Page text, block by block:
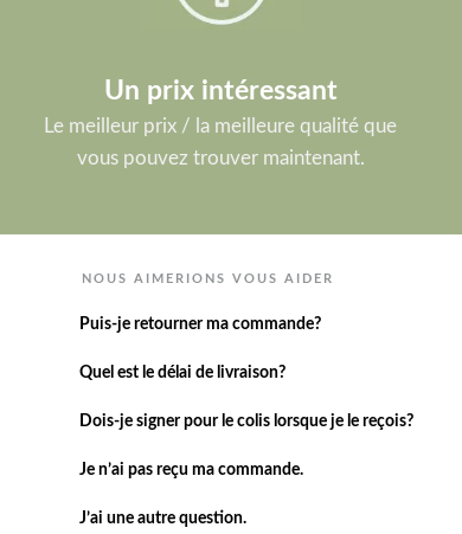
Un prix intéressant
Le meilleur prix / la meilleure qualité que
vous pouvez trouver maintenant.
NOUS AIMERIONS VOUS AIDER
Puis-je retourner ma commande?
Quel est le délai de livraison?
Dois-je signer pour le colis lorsque je le reçois?
Je n’ai pas reçu ma commande.
J’ai une autre question.